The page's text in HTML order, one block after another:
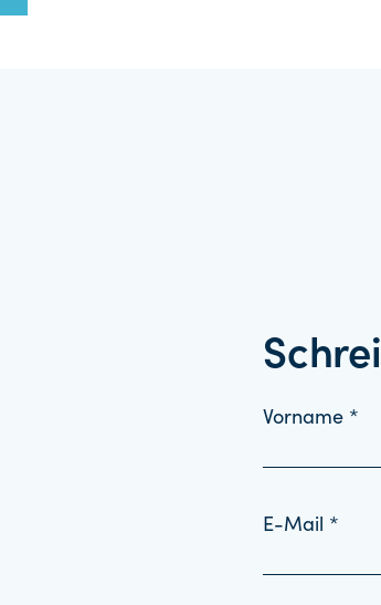
Vorname *
E-Mail *